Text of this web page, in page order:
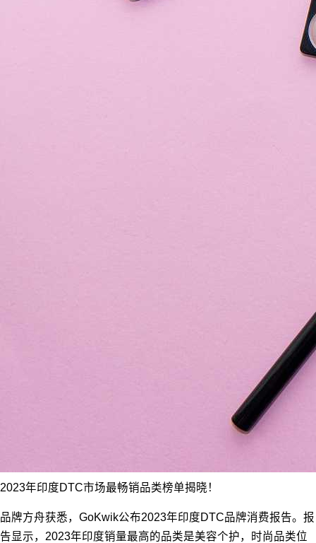
2023年印度DTC市场最畅销品类榜单揭晓！
品牌方舟获悉，GoKwik公布2023年印度DTC品牌消费报告。报
告显示，2023年印度销量最高的品类是美容个护，时尚品类位